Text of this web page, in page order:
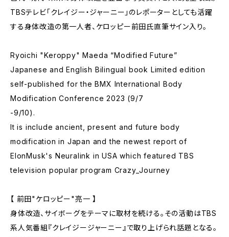
TBSテレビ「クレイジー・ジャーニー」のレポーターとしても活躍
する身体改造の第一人者、ケロッピー前田氏直筆サイン入り。
Ryoichi "Keroppy" Maeda “Modified Future”
Japanese and English Bilingual book Limited edition
self-published for the BMX International Body
Modification Conference 2023 (9/7
-9/10).
It is include ancient, present and future body
modification in Japan and the newest report of
ElonMusk's Neuralink in USA which featured TBS
television popular program Crazy_Journey
【 前田"ケロッピー"亮一 】
身体改造、サイボーグをテーマに取材を続ける。その活動はTBS
系人気番組『クレイジージャーニー』で取り上げられ話題となる。